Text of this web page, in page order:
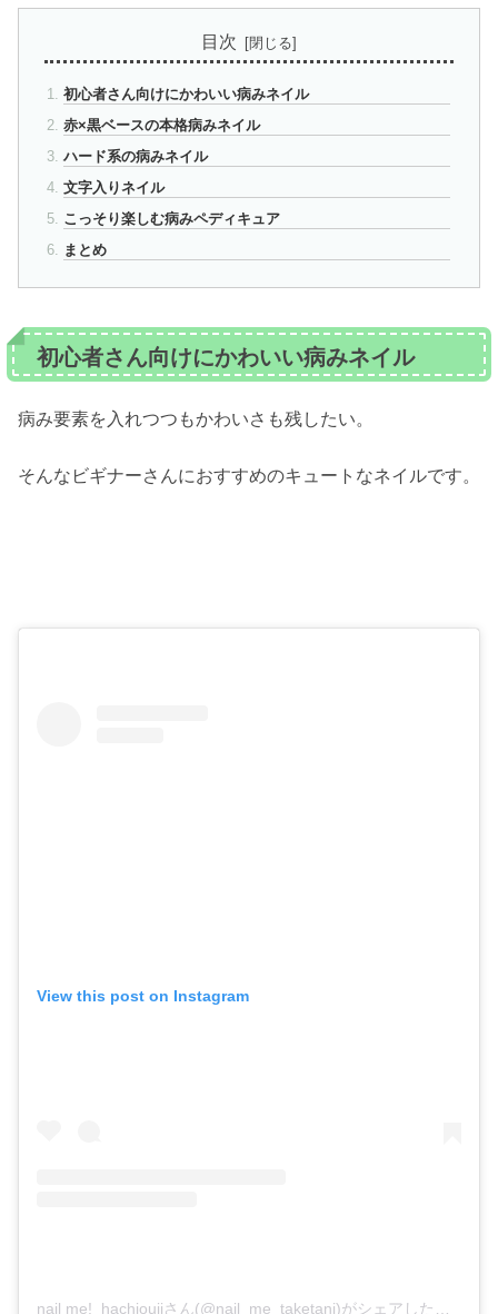
目次
初心者さん向けにかわいい病みネイル
赤×黒ベースの本格病みネイル
ハード系の病みネイル
文字入りネイル
こっそり楽しむ病みペディキュア
まとめ
初心者さん向けにかわいい病みネイル
病み要素を入れつつもかわいさも残したい。
そんなビギナーさんにおすすめのキュートなネイルです。
View this post on Instagram